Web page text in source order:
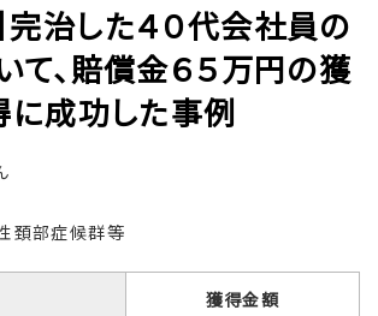
完治した４０代会社員の
て、賠償金６５万円の獲
に成功した事例
頚部症候群等
獲得金額